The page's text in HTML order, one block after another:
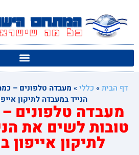
דף הבית» כללי» מעבדה טלפונים –
הנייד במעבדה לתיקון
מעבדה טלפונים
טובות לשים את
לתיקון אייפון